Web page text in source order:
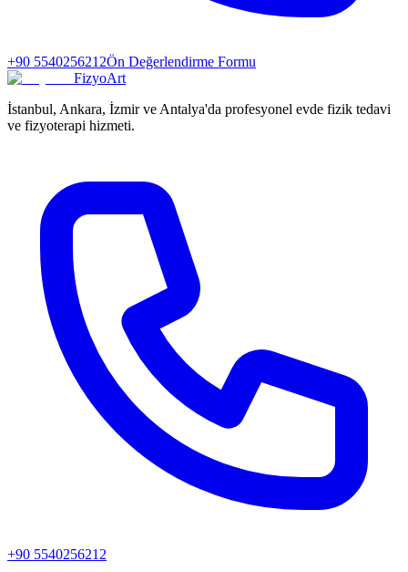
+90 5540256212Ön Değerlendirme Formu
FizyoArt
İstanbul, Ankara, İzmir ve Antalya'da profesyonel evde fizik tedavi
ve fizyoterapi hizmeti.
+90 5540256212